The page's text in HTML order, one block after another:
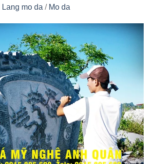
Lang mo da / Mo da